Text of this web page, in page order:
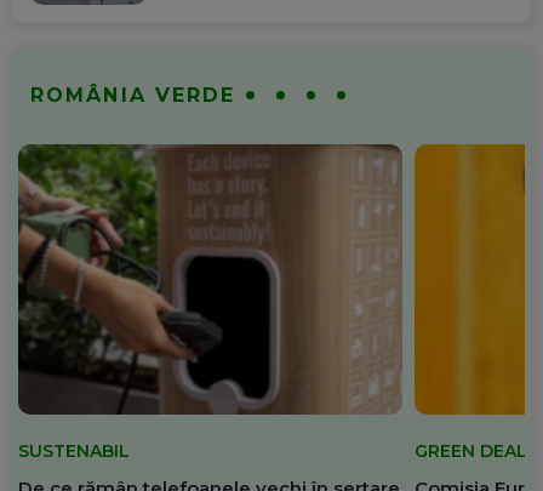
ROMÂNIA VERDE
SUSTENABIL GREEN DEAL